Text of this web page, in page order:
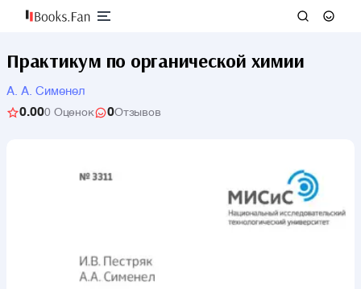
Практикум по органической химии
А. А. Сименел
0.000 Оценок 0Отзывов